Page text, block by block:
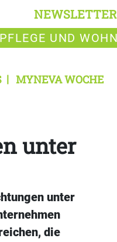
UND
MYNEVA WOCHE
unter
unter
die